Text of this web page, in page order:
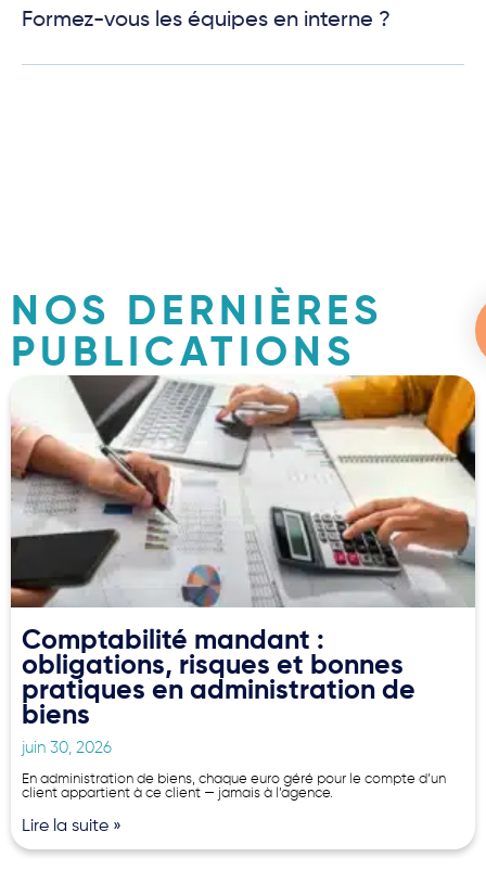
Formez-vous les équipes en interne ?
NOS DERNIÈRES
PUBLICATIONS
Comptabilité mandant :
obligations, risques et bonnes
pratiques en administration de
biens
juin 30, 2026
En administration de biens, chaque euro géré pour le compte d’un
client appartient à ce client — jamais à l’agence.
Lire la suite »